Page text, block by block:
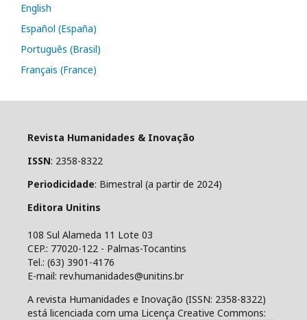
English
Español (España)
Português (Brasil)
Français (France)
Revista Humanidades & Inovação
ISSN: 2358-8322
Periodicidade: Bimestral (a partir de 2024)
Editora Unitins
108 Sul Alameda 11 Lote 03
CEP.: 77020-122 - Palmas-Tocantins
Tel.: (63) 3901-4176
E-mail: rev.humanidades@unitins.br
A revista Humanidades e Inovação (ISSN: 2358-8322)
está licenciada com uma Licença Creative Commons: